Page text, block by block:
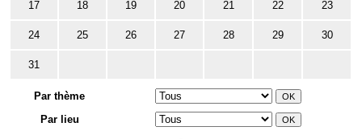
17 18 19 20 21 22 23
24 25 26 27 28 29 30
31
Par thème
Par lieu